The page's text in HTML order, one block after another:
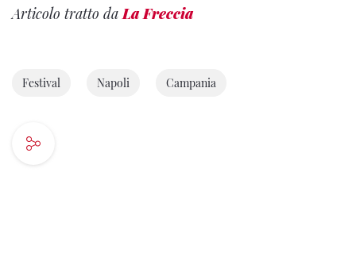
Articolo tratto da La Freccia
Festival Napoli Campania